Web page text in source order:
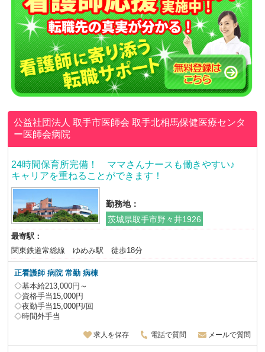
公益社団法人 取手市医師会取手北相馬保健医療センタ
ー医師会病院
24時間保育所完備！ ママさんナースも働きやすい♪
キャリアを重ねることができます！
勤務地：
茨城県取手市野々井1926
最寄駅：
関東鉄道常総線 ゆめみ駅 徒歩18分
正看護師 病院 常勤 病棟
◇基本給213,000円～
◇資格手当15,000円
◇夜勤手当15,000円/回
◇時間外手当
求人を保存 電話で質問 メールで質問